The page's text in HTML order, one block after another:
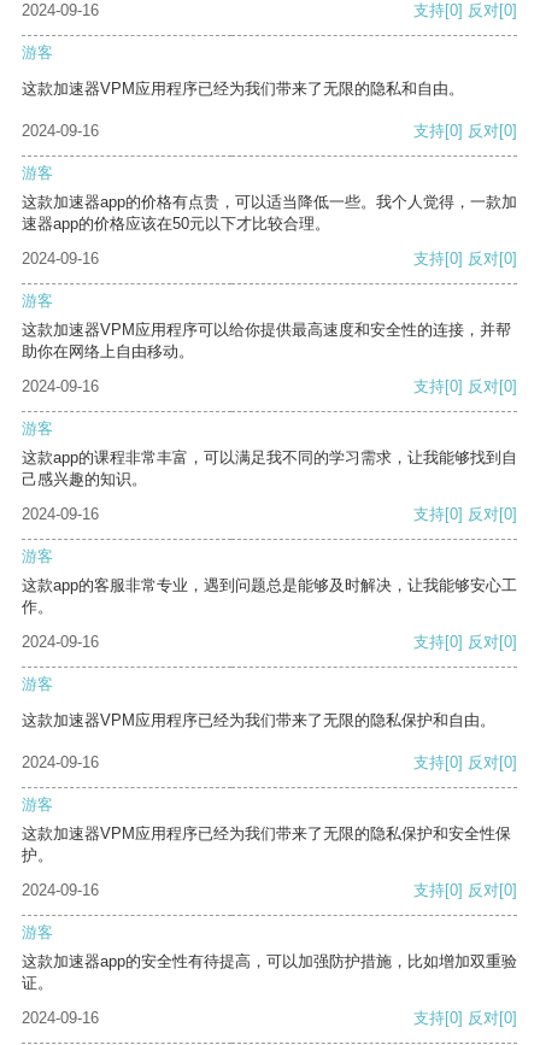
2024-09-16
支持[0] 反对[0]
游客
这款加速器VPM应用程序已经为我们带来了无限的隐私和自由。
2024-09-16 支持[0] 反对[0]
游客
这款加速器app的价格有点贵，可以适当降低一些。我个人觉得，一款加
速器app的价格应该在50元以下才比较合理。
2024-09-16
支持[0] 反对[0]
游客
这款加速器VPM应用程序可以给你提供最高速度和安全性的连接，并帮
助你在网络上自由移动。
2024-09-16
支持[0] 反对[0]
游客
这款app的课程非常丰富，可以满足我不同的学习需求，让我能够找到自
己感兴趣的知识。
2024-09-16
支持[0] 反对[0]
游客
这款app的客服非常专业，遇到问题总是能够及时解决，让我能够安心工
作。
2024-09-16
支持[0] 反对[0]
游客
这款加速器VPM应用程序已经为我们带来了无限的隐私保护和自由。
2024-09-16 支持[0] 反对[0]
游客
这款加速器VPM应用程序已经为我们带来了无限的隐私保护和安全性保
护。
2024-09-16
支持[0] 反对[0]
游客
这款加速器app的安全性有待提高，可以加强防护措施，比如增加双重验
证。
2024-09-16
支持[0] 反对[0]